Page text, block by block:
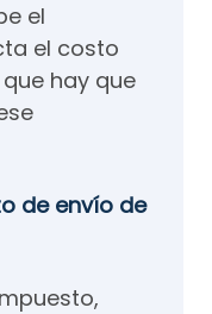
el
el costo
hay que
de envío de